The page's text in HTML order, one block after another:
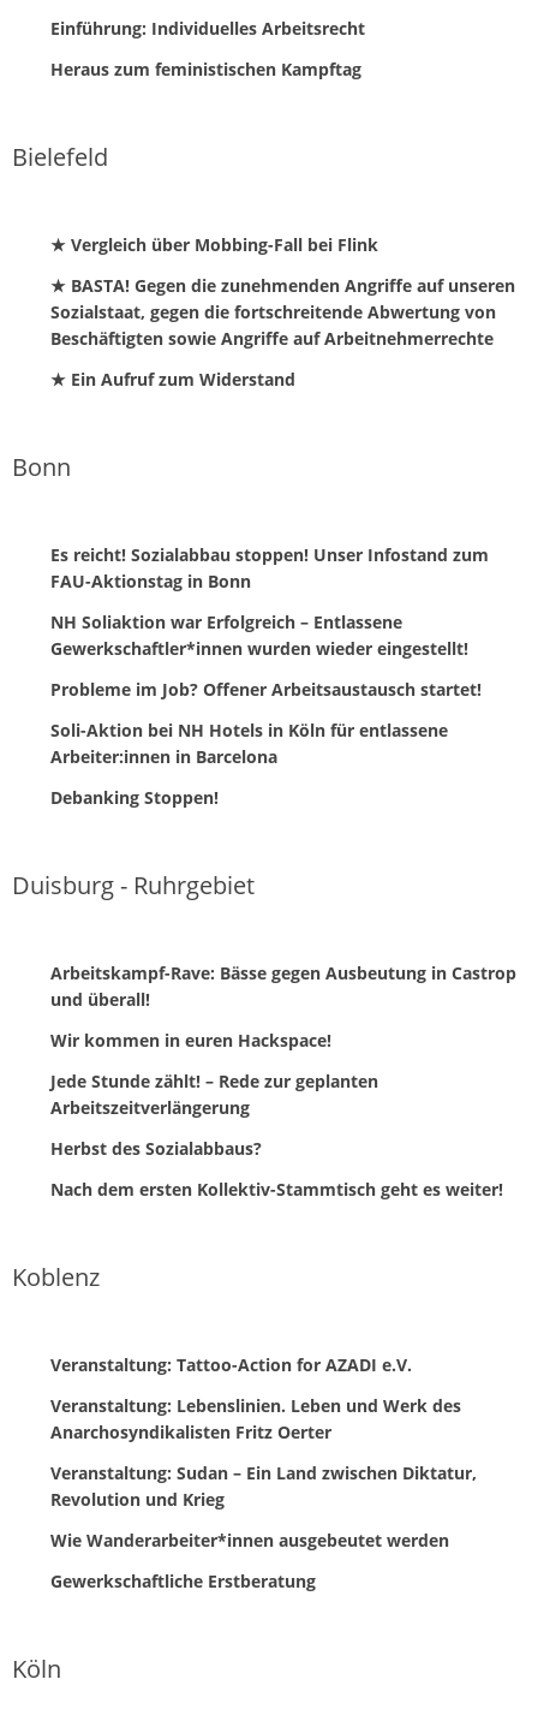
Einführung: Individuelles Arbeitsrecht
Heraus zum feministischen Kampftag
Bielefeld
★ Vergleich über Mobbing-Fall bei Flink
★ BASTA! Gegen die zunehmenden Angriffe auf unseren
Sozialstaat, gegen die fortschreitende Abwertung von
Beschäftigten sowie Angriffe auf Arbeitnehmerrechte
★ Ein Aufruf zum Widerstand
Bonn
Es reicht! Sozialabbau stoppen! Unser Infostand zum
FAU-Aktionstag in Bonn
NH Soliaktion war Erfolgreich – Entlassene
Gewerkschaftler*innen wurden wieder eingestellt!
Probleme im Job? Offener Arbeitsaustausch startet!
Soli-Aktion bei NH Hotels in Köln für entlassene
Arbeiter:innen in Barcelona
Debanking Stoppen!
Duisburg - Ruhrgebiet
Arbeitskampf-Rave: Bässe gegen Ausbeutung in Castrop
und überall!
Wir kommen in euren Hackspace!
Jede Stunde zählt! – Rede zur geplanten
Arbeitszeitverlängerung
Herbst des Sozialabbaus?
Nach dem ersten Kollektiv-Stammtisch geht es weiter!
Koblenz
Veranstaltung: Tattoo-Action for AZADI e.V.
Veranstaltung: Lebenslinien. Leben und Werk des
Anarchosyndikalisten Fritz Oerter
Veranstaltung: Sudan – Ein Land zwischen Diktatur,
Revolution und Krieg
Wie Wanderarbeiter*innen ausgebeutet werden
Gewerkschaftliche Erstberatung
Köln